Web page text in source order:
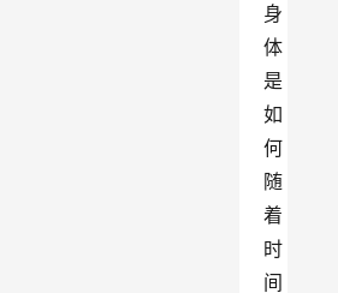
身
体
是
如
何
随
着
时
间